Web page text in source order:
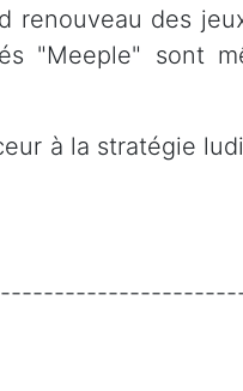
renouveau des
"Meeple" sont
à la stratégie